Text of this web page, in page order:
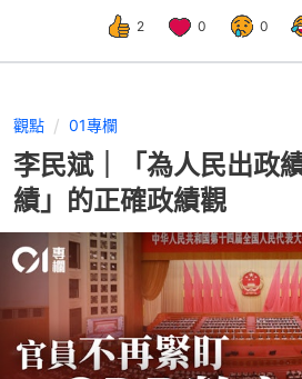
2 0 0
觀點 01專欄
李民斌｜「為人民出政
績」的正確政績觀